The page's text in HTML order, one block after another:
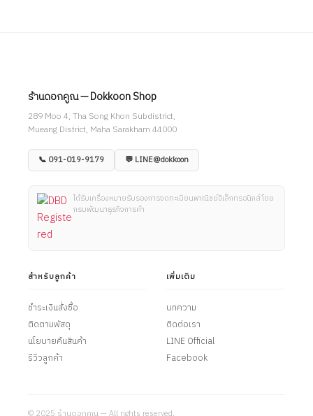
ร้านดอกคูณ — Dokkoon Shop
289 Moo 4, Tha Song Khon Subdistrict,
Mueang District, Maha Sarakham 44000
📞 091-019-9179 💬 LINE@dokkoon
ได้รับเครื่องหมายรับรองการจดทะเบียนพาณิชย์อิเล็กทรอนิกส์ โดย
กรมพัฒนาธุรกิจการค้า
สำหรับลูกค้า
ชำระเงินสั่งซื้อ
ติดตามพัสดุ
นโยบายคืนสินค้า
รีวิวลูกค้า
เพิ่มเติม
บทความ
ติดต่อเรา
LINE Official
Facebook